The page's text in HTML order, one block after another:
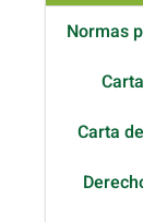
Normas
Carta